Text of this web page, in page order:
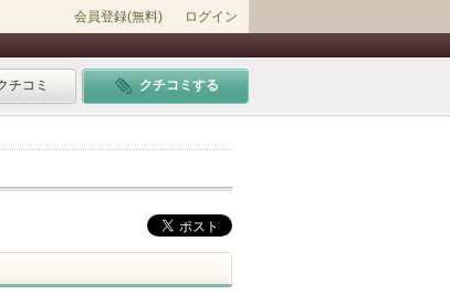
会員登録(無料) ログイン
チコミ クチコミする